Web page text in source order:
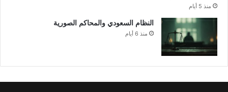
منذ 5 أيام
النظام السعودي والمحاكم الصورية
منذ 6 أيام